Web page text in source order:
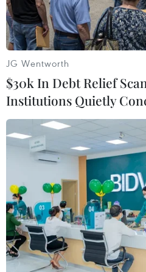
lính khác bị thương
giữa Lực lượng gìn
châu Phi (AMISOM)với
Al Shabab tại thủ đô
Chính phủ Burundi chưa
này. Tuy nhiên, phát
thủ đô Bujumbura của
trưởng Lục quân
Niyombare cho biết
phục vụtrong lực lượng
thất về người trong các
Chỉ có hai quốc gia
Uganda có binh sĩ tham
JG Wentworth
$30k In Debt Relief
Institutions Quietly